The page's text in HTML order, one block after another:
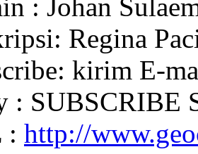
: Johan
Regina
kirim E-
: SUBSCRIBE
: http://